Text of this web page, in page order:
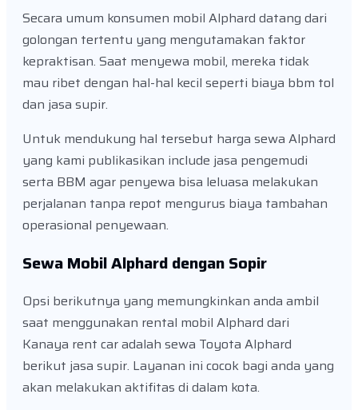
Secara umum konsumen mobil Alphard datang dari
golongan tertentu yang mengutamakan faktor
kepraktisan. Saat menyewa mobil, mereka tidak
mau ribet dengan hal-hal kecil seperti biaya bbm tol
dan jasa supir.
Untuk mendukung hal tersebut harga sewa Alphard
yang kami publikasikan include jasa pengemudi
serta BBM agar penyewa bisa leluasa melakukan
perjalanan tanpa repot mengurus biaya tambahan
operasional penyewaan.
Sewa Mobil Alphard dengan Sopir
Opsi berikutnya yang memungkinkan anda ambil
saat menggunakan rental mobil Alphard dari
Kanaya rent car adalah sewa Toyota Alphard
berikut jasa supir. Layanan ini cocok bagi anda yang
akan melakukan aktifitas di dalam kota.